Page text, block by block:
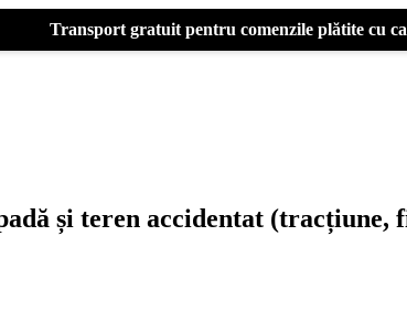
Transport gratuit pentru comenzile plătite cu
și teren accidentat